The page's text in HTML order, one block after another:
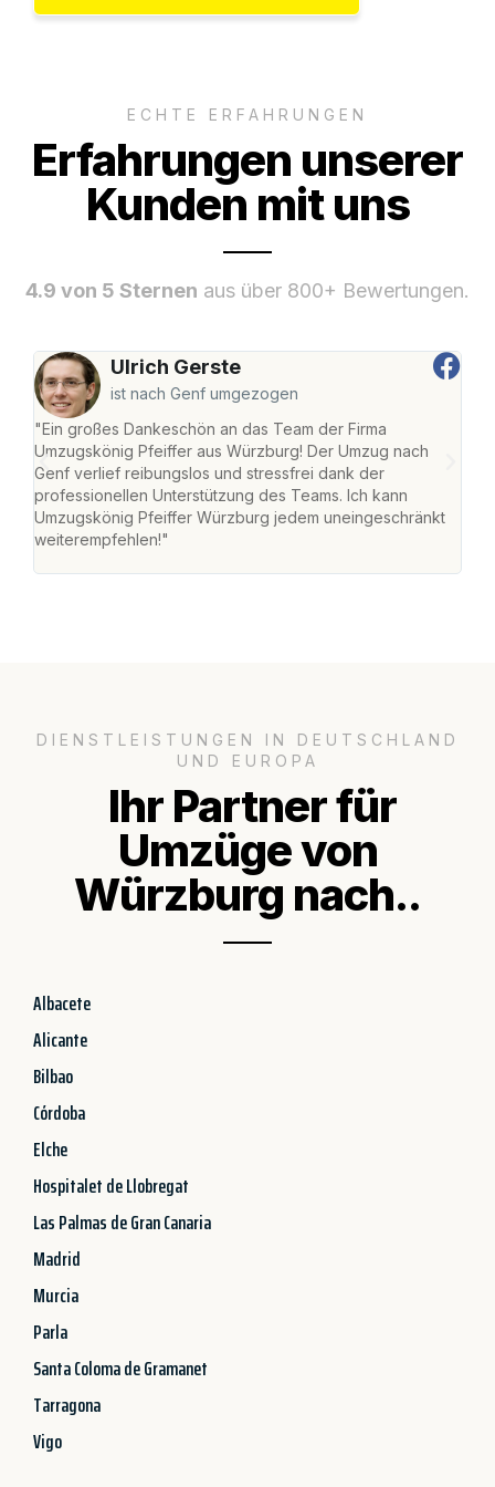
ECHTE ERFAHRUNGEN
Erfahrungen unserer
Kunden mit uns
4.9 von 5 Sternen aus über 800+ Bewertungen.
Ulrich Gerste
ist nach Genf umgezogen
"Ein großes Dankeschön an das Team der Firma
Umzugskönig Pfeiffer aus Würzburg! Der Umzug nach
Genf verlief reibungslos und stressfrei dank der
professionellen Unterstützung des Teams. Ich kann
Umzugskönig Pfeiffer Würzburg jedem uneingeschränkt
weiterempfehlen!"
DIENSTLEISTUNGEN IN DEUTSCHLAND
UND EUROPA
Ihr Partner für
Umzüge von
Würzburg nach..
Albacete
Alicante
Bilbao
Córdoba
Elche
Hospitalet de Llobregat
Las Palmas de Gran Canaria
Madrid
Murcia
Parla
Santa Coloma de Gramanet
Tarragona
Vigo